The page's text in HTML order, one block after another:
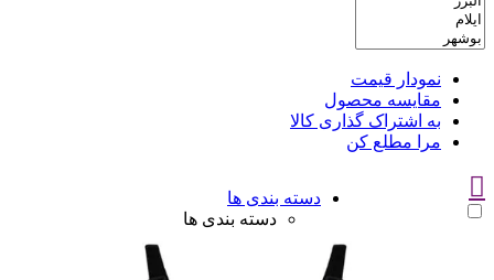
نمودار قیمت
مقایسه محصول
به اشتراک گذاری کالا
مرا مطلع کن
دسته بندی ها
دسته بندی ها